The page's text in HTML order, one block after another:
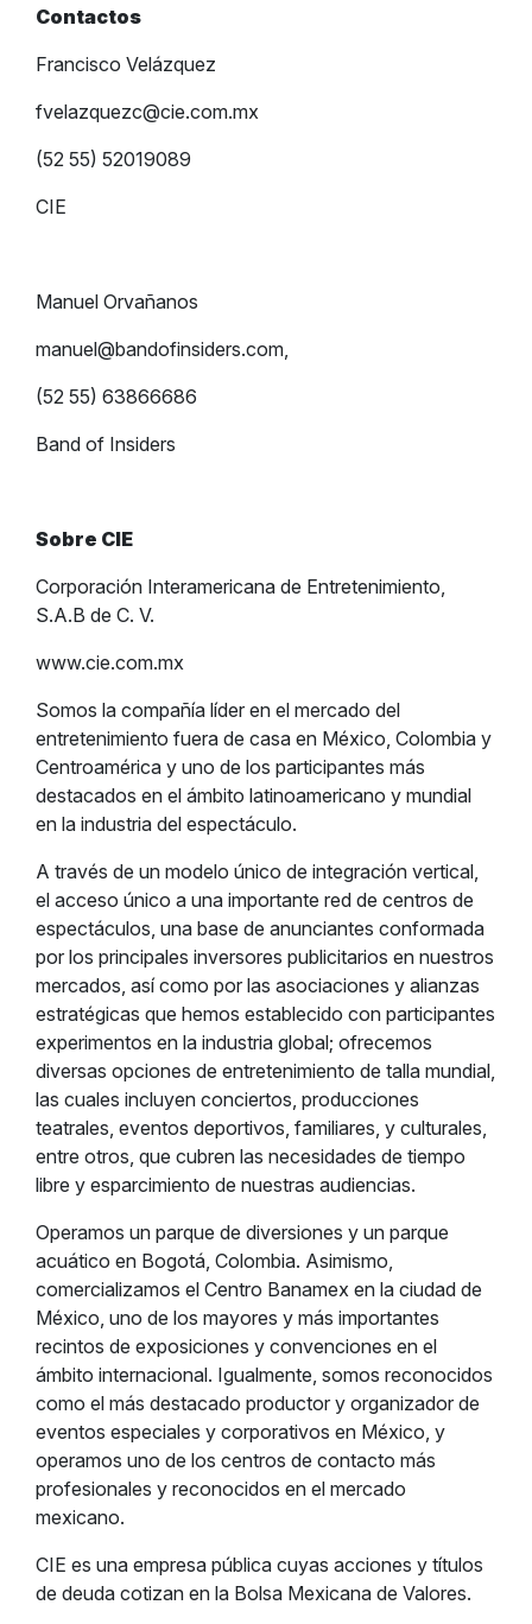
Contactos
Francisco Velázquez
fvelazquezc@cie.com.mx
(52 55) 52019089
CIE
Manuel Orvañanos
manuel@bandofinsiders.com,
(52 55) 63866686
Band of Insiders
Sobre CIE
Corporación Interamericana de Entretenimiento,
S.A.B de C. V.
www.cie.com.mx
Somos la compañía líder en el mercado del
entretenimiento fuera de casa en México, Colombia y
Centroamérica y uno de los participantes más
destacados en el ámbito latinoamericano y mundial
en la industria del espectáculo.
A través de un modelo único de integración vertical,
el acceso único a una importante red de centros de
espectáculos, una base de anunciantes conformada
por los principales inversores publicitarios en nuestros
mercados, así como por las asociaciones y alianzas
estratégicas que hemos establecido con participantes
experimentos en la industria global; ofrecemos
diversas opciones de entretenimiento de talla mundial,
las cuales incluyen conciertos, producciones
teatrales, eventos deportivos, familiares, y culturales,
entre otros, que cubren las necesidades de tiempo
libre y esparcimiento de nuestras audiencias.
Operamos un parque de diversiones y un parque
acuático en Bogotá, Colombia. Asimismo,
comercializamos el Centro Banamex en la ciudad de
México, uno de los mayores y más importantes
recintos de exposiciones y convenciones en el
ámbito internacional. Igualmente, somos reconocidos
como el más destacado productor y organizador de
eventos especiales y corporativos en México, y
operamos uno de los centros de contacto más
profesionales y reconocidos en el mercado
mexicano.
CIE es una empresa pública cuyas acciones y títulos
de deuda cotizan en la Bolsa Mexicana de Valores.